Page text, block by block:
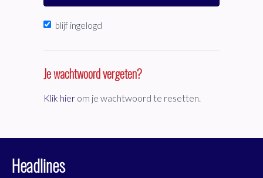
blijf ingelogd
Je wachtwoord vergeten?
Klik hier om je wachtwoord te resetten.
Headlines